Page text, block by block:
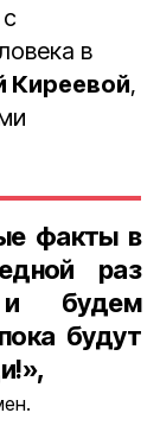
в
Киреевой,
факты в
раз
и будем
будут